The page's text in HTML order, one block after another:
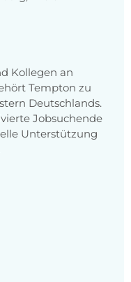
Kollegen an
Tempton zu
Deutschlands.
Jobsuchende
Unterstützung